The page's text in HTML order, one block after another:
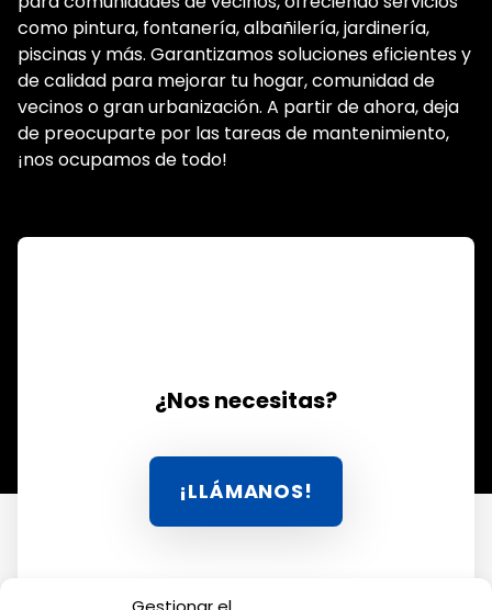
como pintura, fontanería, albañilería, jardinería,
piscinas y más. Garantizamos soluciones eficientes y
de calidad para mejorar tu hogar, comunidad de
vecinos o gran urbanización. A partir de ahora, deja
de preocuparte por las tareas de mantenimiento,
¡nos ocupamos de todo!
¿Nos necesitas?
¡LLÁMANOS!